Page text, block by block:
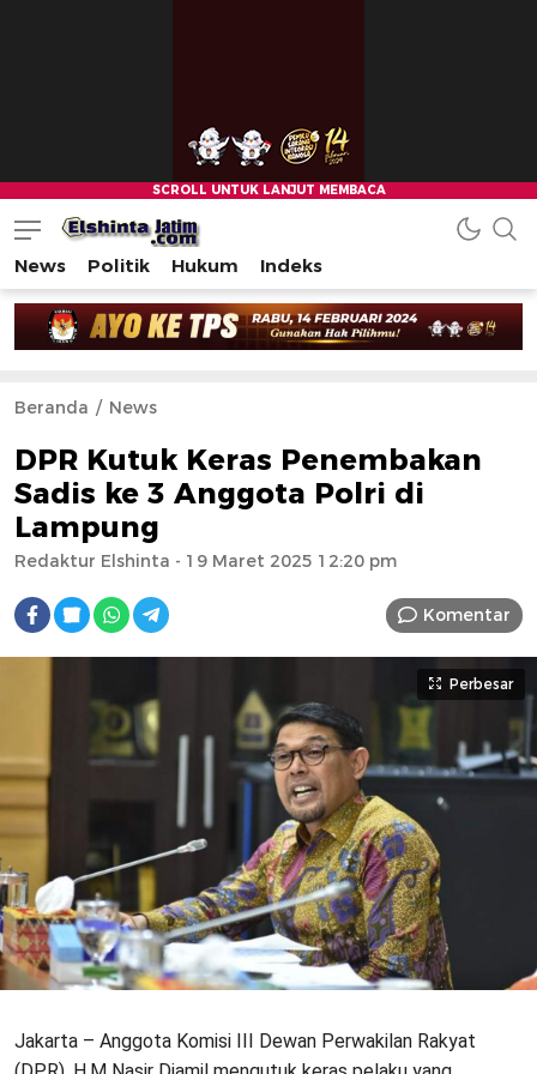
News Politik Hukum Indeks
Beranda News
DPR Kutuk Keras Penembakan
Sadis ke 3 Anggota Polri di
Lampung
Redaktur Elshinta - 19 Maret 2025 12:20 pm
Komentar
Perbesar
Jakarta – Anggota Komisi III Dewan Perwakilan Rakyat